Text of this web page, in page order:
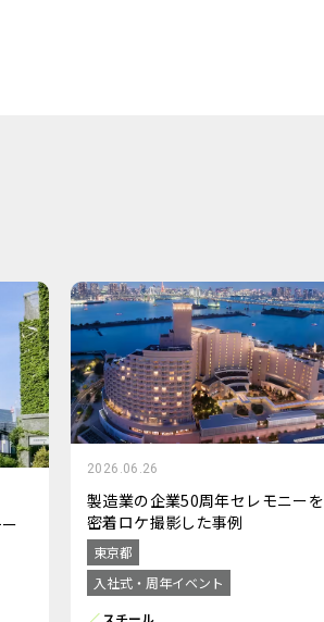
2026.06.26
製造業の企業50周年セレモニーを
密着ロケ撮影した事例
東京都
入社式・周年イベント